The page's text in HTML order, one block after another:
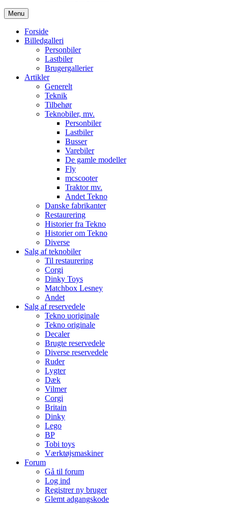
Menu
Forside
Billedgalleri
Personbiler
Lastbiler
Brugergallerier
Artikler
Generelt
Teknik
Tilbehør
Teknobiler, mv.
Personbiler
Lastbiler
Busser
Varebiler
De gamle modeller
Fly
mcscooter
Traktor mv.
Andet Tekno
Danske fabrikanter
Restaurering
Historier fra Tekno
Historier om Tekno
Diverse
Salg af teknobiler
Til restaurering
Corgi
Dinky Toys
Matchbox Lesney
Andet
Salg af reservedele
Tekno uoriginale
Tekno originale
Decaler
Brugte reservedele
Diverse reservedele
Ruder
Lygter
Dæk
Vilmer
Corgi
Britain
Dinky
Lego
BP
Tobi toys
Værktøjsmaskiner
Forum
Gå til forum
Log ind
Registrer ny bruger
Glemt adgangskode